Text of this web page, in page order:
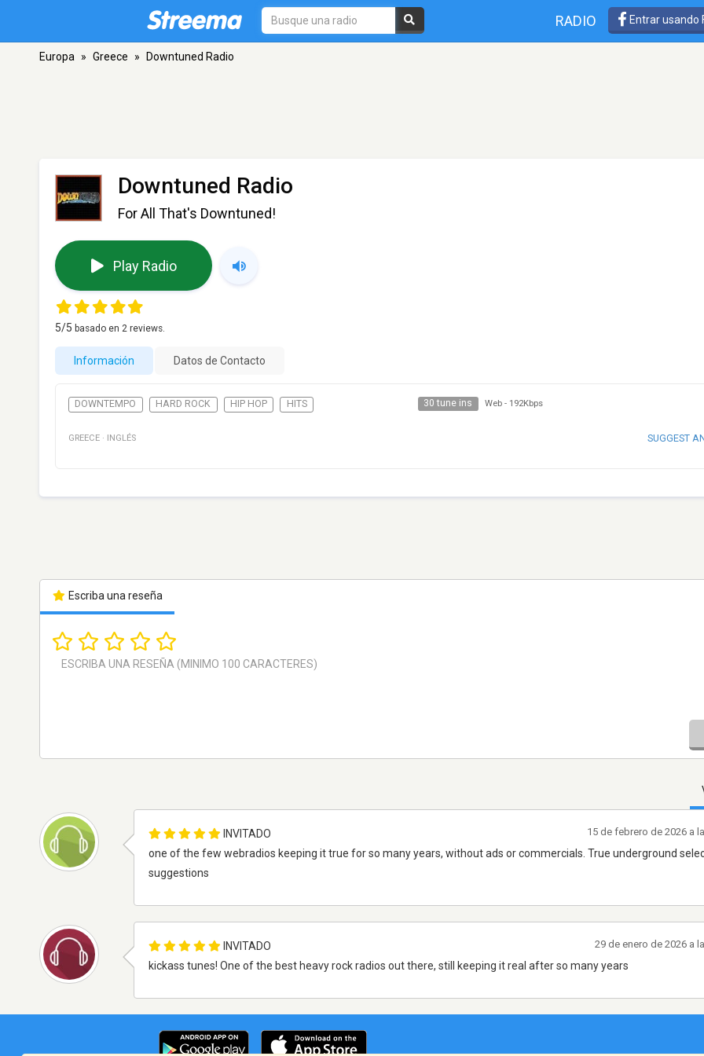
RADIO Entrar usando
Europa » Greece » Downtuned Radio
Downtuned Radio
For All That's Downtuned!
Play Radio
5/5 basado en 2 reviews.
Información Datos de Contacto
DOWNTEMPO HARD ROCK HIP HOP HITS 30 tune ins Web - 192Kbps
GREECE · INGLÉS SUGGEST
Escriba una reseña
INVITADO
one of the few webradios keeping it true for so many years, without ads or commercials. True underground
suggestions
15 de febrero de 2026 a
INVITADO
kickass tunes! One of the best heavy rock radios out there, still keeping it real after so many years
29 de enero de 2026 a